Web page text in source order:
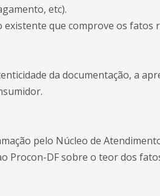
etc).
que comprove os fatos
da documentação, a
pelo Núcleo de
Procon-DF sobre o teor dos